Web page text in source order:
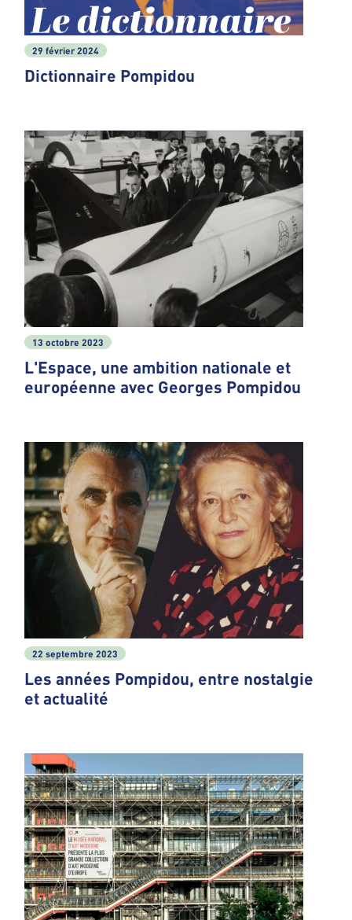
29 février 2024
Dictionnaire Pompidou
13 octobre 2023
L'Espace, une ambition nationale et
européenne avec Georges Pompidou
22 septembre 2023
Les années Pompidou, entre nostalgie
et actualité